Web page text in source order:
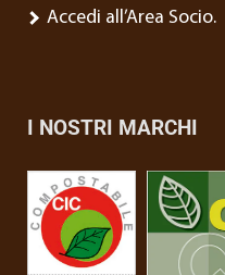
Accedi all’Area Socio.
I NOSTRI MARCHI